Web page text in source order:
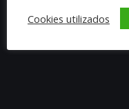
Cookies utilizados